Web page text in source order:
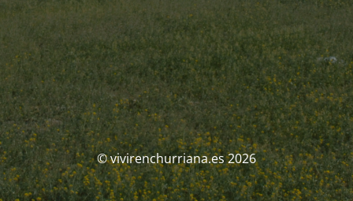
© vivirenchurriana.es 2026